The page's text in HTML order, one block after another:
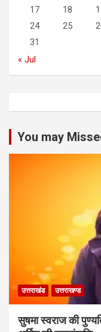
17
18
24
25
31
« Jul
You may
उत्तराखंड उत्तराखण्ड
सुषमा स्वराज की